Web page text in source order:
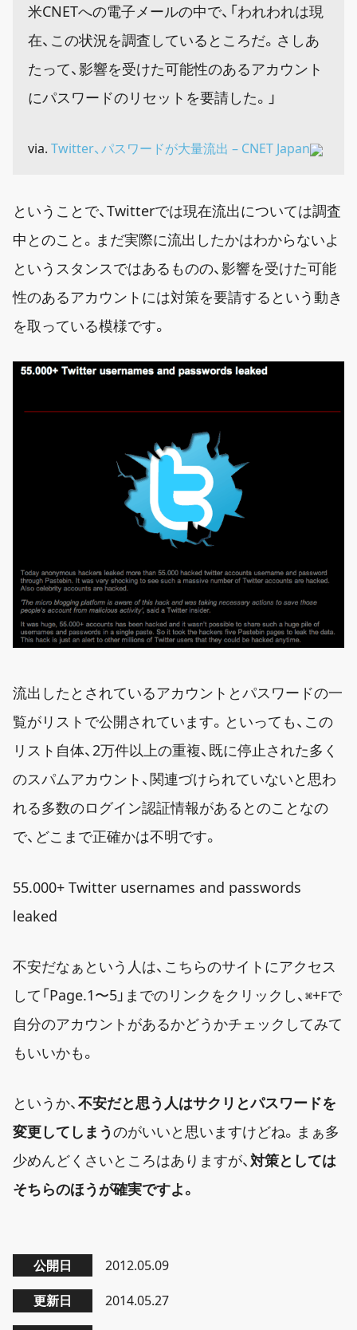
米CNETへの電子メールの中で、「われわれは現
在、この状況を調査しているところだ。さしあ
たって、影響を受けた可能性のあるアカウント
にパスワードのリセットを要請した。」
via.Twitter、パスワードが大量流出 – CNET Japan
ということで、Twitterでは現在流出については調査
中とのこと。まだ実際に流出したかはわからないよ
というスタンスではあるものの、影響を受けた可能
性のあるアカウントには対策を要請するという動き
を取っている模様です。
流出したとされているアカウントとパスワードの一
覧がリストで公開されています。といっても、この
リスト自体、2万件以上の重複、既に停止された多く
のスパムアカウント、関連づけられていないと思わ
れる多数のログイン認証情報があるとのことなの
で、どこまで正確かは不明です。
55.000+ Twitter usernames and passwords
leaked
不安だなぁという人は、こちらのサイトにアクセス
して「Page.1〜5」までのリンクをクリックし、 ⌘+Fで
自分のアカウントがあるかどうかチェックしてみて
もいいかも。
というか、不安だと思う人はサクリとパスワードを
変更してしまうのがいいと思いますけどね。まぁ多
少めんどくさいところはありますが、対策としては
そちらのほうが確実ですよ。
公開日 2012.05.09
更新日 2014.05.27